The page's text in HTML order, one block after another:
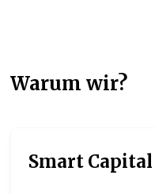
Warum wir?
Smart Capital